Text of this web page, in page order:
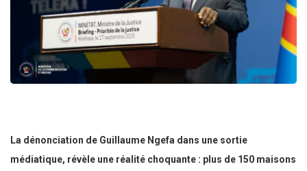
La dénonciation de Guillaume Ngefa dans une sortie
médiatique, révèle une réalité choquante : plus de 150 maisons